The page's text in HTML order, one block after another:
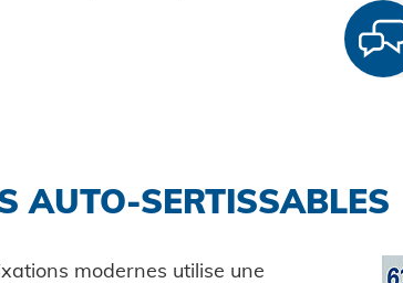
AUTO-SERTISSABLES
modernes utilise une